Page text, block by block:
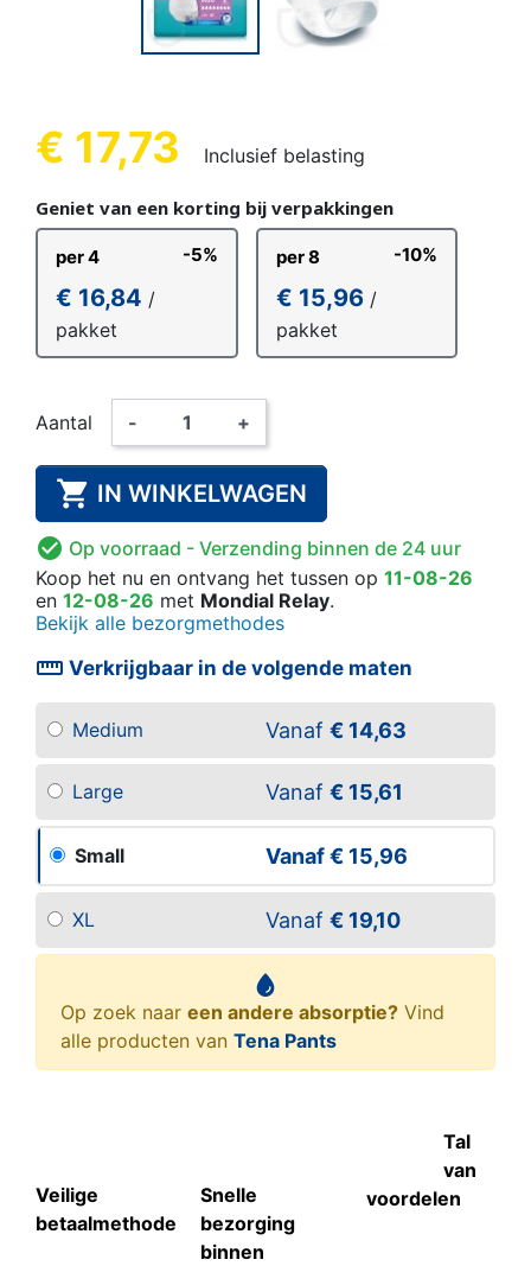
€ 17,73 Inclusief belasting
Geniet van een korting bij verpakkingen
per 4 -5%
€ 16,84 /
pakket
per 8 -10%
€ 15,96 /
pakket
Aantal - +
 IN WINKELWAGEN
 Op voorraad - Verzending binnen de 24 uur
Koop het nu en ontvang het tussen op 11-08-26
en 12-08-26 met Mondial Relay.
Bekijk alle bezorgmethodes
straighten Verkrijgbaar in de volgende maten
Medium Vanaf € 14,63
Large Vanaf € 15,61
Small Vanaf€ 15,96
XL Vanaf € 19,10
Op zoek naar een andere absorptie? Vind
alle producten van Tena Pants
Veilige
betaalmethode
Snelle
bezorging
binnen
Tal
van
voordelen